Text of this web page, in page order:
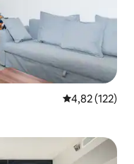
4,82 (122)